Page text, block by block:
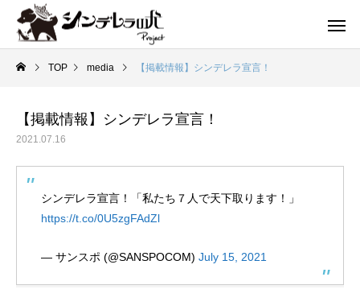
TOP media 【掲載情報】シンデレラ宣言！
【掲載情報】シンデレラ宣言！
2021.07.16
シンデレラ宣言！「私たち７人で天下取ります！」
https://t.co/0U5zgFAdZl
— サンスポ (@SANSPOCOM) July 15, 2021